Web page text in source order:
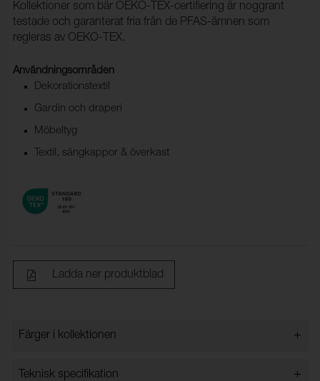
Kollektioner som bär OEKO-TEX-certifiering är noggrant
testade och garanterat fria från de PFAS-ämnen som
regleras av OEKO-TEX.
Användningsområden
Dekorationstextil
Gardin och draperi
Möbeltyg
Textil, sängkappor & överkast
Ladda ner produktblad
Färger i kollektionen +
Färger i kollektionen
Teknisk specifikation +